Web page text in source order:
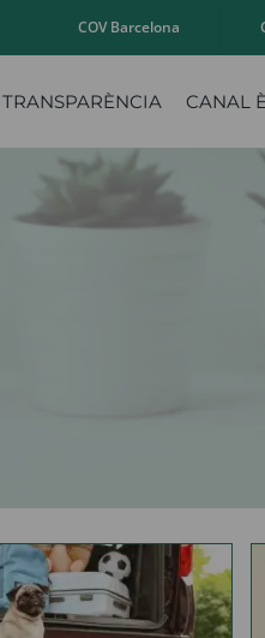
COV Barcelona
TRANSPARÈNCIA CANAL